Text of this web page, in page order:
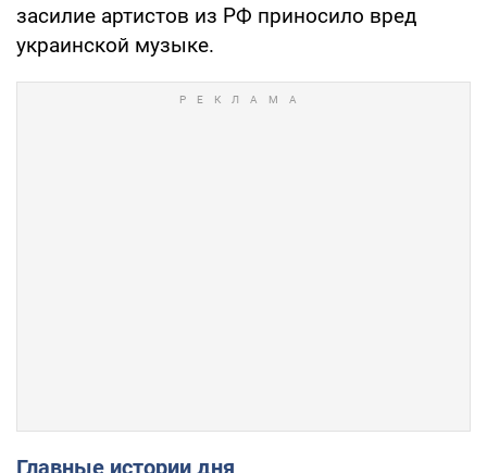
засилие артистов из РФ приносило вред
украинской музыке.
Главные истории дня